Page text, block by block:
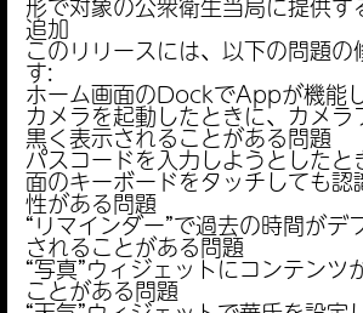
追加
このリリースには、以下の問題の
す:
ホーム画面のDockでAppが機能
カメラを起動したときに、カメラ
黒く表示されることがある問題
パスコードを入力しようとしたと
面のキーボードをタッチしても認
性がある問題
“リマインダー”で過去の時間がデ
されることがある問題
“写真”ウィジェットにコンテンツ
ことがある問題